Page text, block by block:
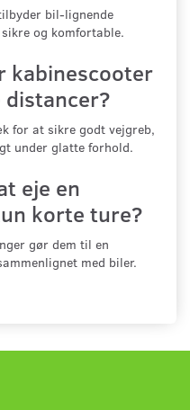
bil-lignende
og komfortable.
kabinescooter
for at sikre godt vejgreb,
under glatte forhold.
eje en
korte ture?
gør dem til en
med biler.